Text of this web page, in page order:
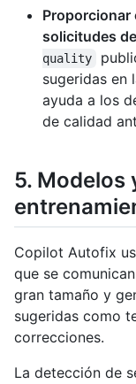
Proporcionar
solicitudes
quality
sugeridas en
ayuda a los
de calidad
5. Modelos
Copilot Autofix
que se
gran tamaño y
sugeridas como
correcciones.
La detección de